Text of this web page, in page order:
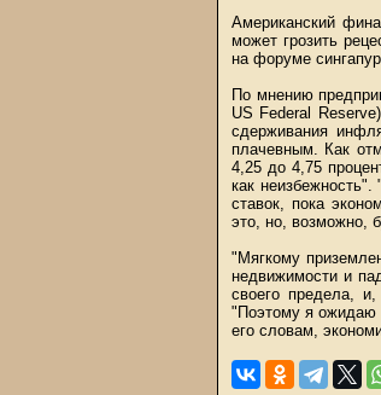
Американский
может грозить
на форуме
По мнению
US Federal
сдерживания
плачевным. Как
4,25 до 4,75
как
ставок, пока
это, но, возможно,
"Мягкому
недвижимости и
своего предела,
"Поэтому я ожидаю
его словам,